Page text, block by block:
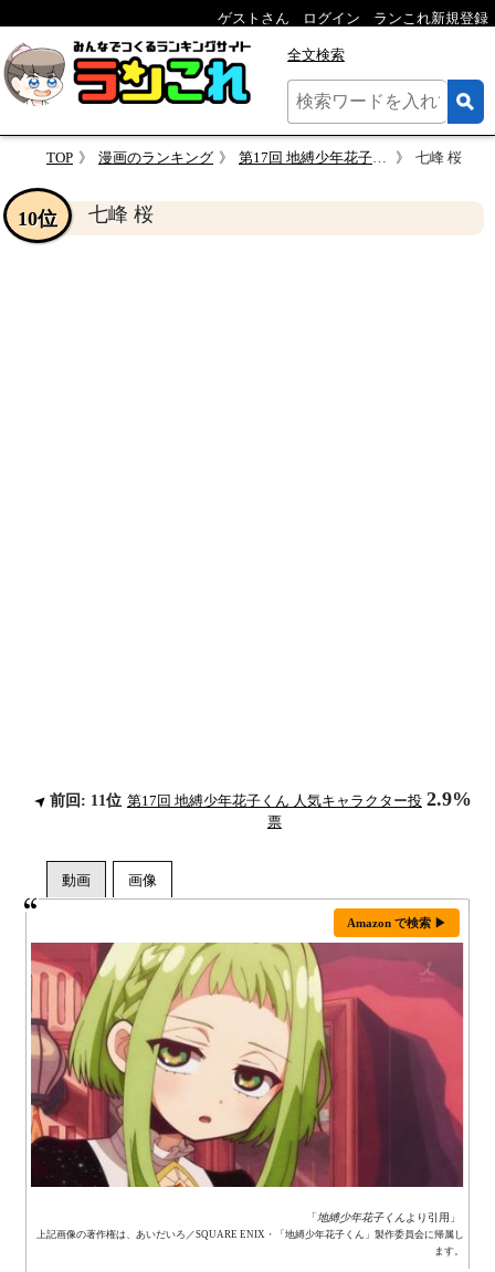
ゲストさん ログイン ランこれ新規登録
全文検索
TOP 漫画のランキング 第17回 地縛少年花子くん 人気キャラクター投票 七峰 桜
七峰 桜
10位
前回: 11位 第17回 地縛少年花子くん 人気キャラクター投
票
2.9%
Amazon で検索 ▶
「地縛少年花子くん より引用」
上記画像の著作権は、あいだいろ／SQUARE ENIX・「地縛少年花子くん」製作委員会に帰属し
ます。